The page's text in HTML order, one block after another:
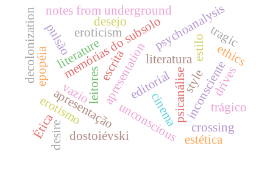
apresentação
leitores editorial
apresentation
dostoiévski
psicanálise
literatura
memórias do subsolo
inconsciente
psychoanalysis
literature
notes from underground
unconscious
estilo
pulsão
erotismo
escrita
cinema
style drives
eroticism
trágico
desejo
vazio
tragic
crossing
desire
epopéia
Ética estética
ethics
decolonization